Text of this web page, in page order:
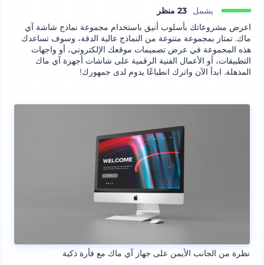
يشمل
23 منظر
اعرض مشروعاتك بأسلوب أنيق باستخدام مجموعة نماذج شاشة آي
ماك. تمتاز بمجموعة متنوعة من النماذج عالية الدقة، وسوف تساعدك
هذه المجموعة في عرض تصميمات موقعك الإلكتروني، أو واجهات
التطبيقات، أو الأعمال الفنية الرقمية على شاشات أجهزة آي ماك
المذهلة. ابدأ الآن واترك انطباعًا يدوم لدى جمهورك!
نظرة من الجانب الأيمن على جهاز آي ماك مع فأرة ذكية